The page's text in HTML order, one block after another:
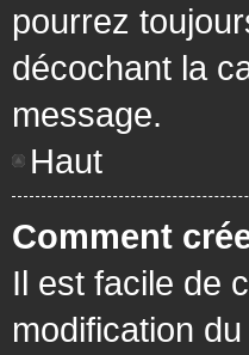
pourrez
décochant la
message.
Haut
Comment
Il est facile de
modification